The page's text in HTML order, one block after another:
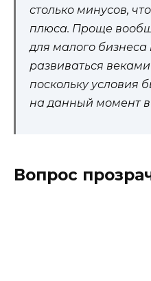
столько минусов,
плюса. Проще
для малого бизнеса
развиваться
поскольку условия
на данный момент
Вопрос